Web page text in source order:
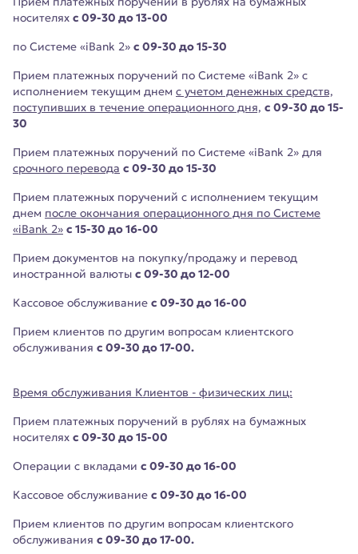
носителях с 09-30 до 13-00
по Системе «iBank 2» с 09-30 до 15-30
Прием платежных поручений по Системе «iBank 2» с
исполнением текущим днем с учетом денежных средств,
поступивших в течение операционного дня, с 09-30 до 15-
30
Прием платежных поручений по Системе «iBank 2» для
срочного перевода с 09-30 до 15-30
Прием платежных поручений с исполнением текущим
днем после окончания операционного дня по Системе
«iBank 2» с 15-30 до 16-00
Прием документов на покупку/продажу и перевод
иностранной валюты с 09-30 до 12-00
Кассовое обслуживание с 09-30 до 16-00
Прием клиентов по другим вопросам клиентского
обслуживания с 09-30 до 17-00.
Время обслуживания Клиентов - физических лиц:
Прием платежных поручений в рублях на бумажных
носителях с 09-30 до 15-00
Операции с вкладами с 09-30 до 16-00
Кассовое обслуживание с 09-30 до 16-00
Прием клиентов по другим вопросам клиентского
обслуживания с 09-30 до 17-00.